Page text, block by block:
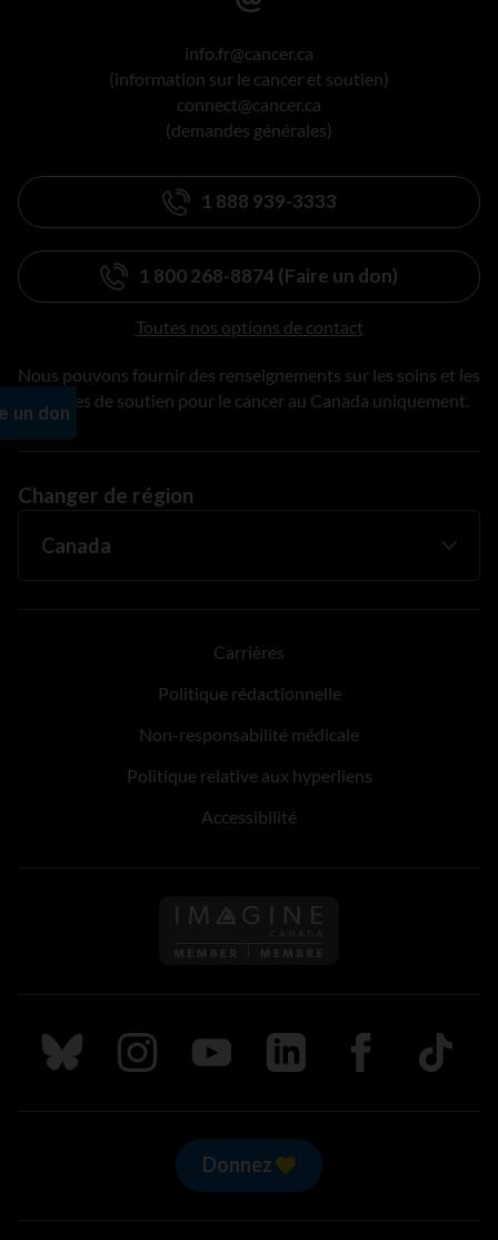
info.fr@cancer.ca
(information sur le cancer et soutien)
connect@cancer.ca
(demandes générales)
1 888 939-3333
1 800 268-8874 (Faire un don)
Toutes nos options de contact
Nous pouvons fournir des renseignements sur les soins et les
services de soutien pour le cancer au Canada uniquement.
Changer de région
Carrières
Politique rédactionnelle
Non-responsabilité médicale
Politique relative aux hyperliens
Accessibilité
Suivez nous sur Bluesky
Suivez nous sur Instagram
Suivez nous sur Youtube
Suivez nous sur LinkedIn
Suivez nous sur
TikTok
Donnez